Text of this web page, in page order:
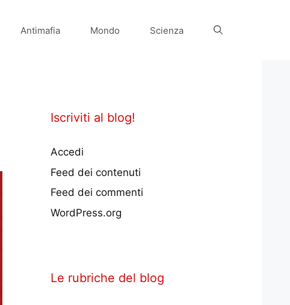
Antimafia Mondo Scienza
Iscriviti al blog!
Accedi
Feed dei contenuti
Feed dei commenti
WordPress.org
Le rubriche del blog